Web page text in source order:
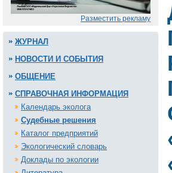
Разместить рекламу
ЖУРНАЛ
НОВОСТИ И СОБЫТИЯ
ОБЩЕНИЕ
СПРАВОЧНАЯ ИНФОРМАЦИЯ
Календарь эколога
Судебные решения
Каталог предприятий
Экологический словарь
Доклады по экологии